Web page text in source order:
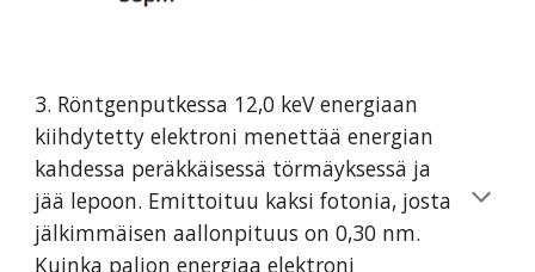
3. Röntgenputkessa 12,0 keV energiaan
kiihdytetty elektroni menettää energian
kahdessa peräkkäisessä törmäyksessä ja
jää lepoon. Emittoituu kaksi fotonia, josta
jälkimmäisen aallonpituus on 0,30 nm.
Kuinka paljon energiaa elektroni